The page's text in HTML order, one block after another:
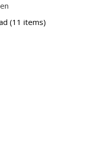
(11 items)